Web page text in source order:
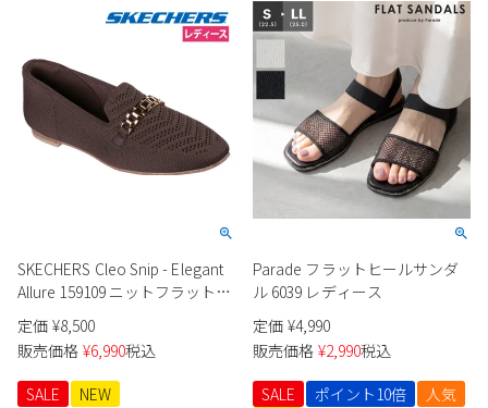
Parade
SKECHERS
puma
ウェア
Parade
EDWIN
new balance
Parade
SKECHERS
new balance
ビジネスバッグ
トートバッグ
財布
ケア用品
雑貨
店舗一覧
ご利用ガイド
会員サービス
メルマガ購買
営業日カレンダー
SKECHERS Cleo Snip - Elegant
Allure 159109 ニットフラットシ
ューズ
定価 ¥8,500
販売価格 ¥6,990税込
SALE
NEW
Parade フラットヒールサンダ
ル 6039 レディース
定価 ¥4,990
販売価格 ¥2,990税込
SALE
ポイント10倍
人気